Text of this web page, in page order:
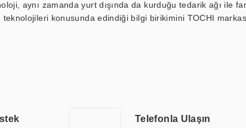
aynı zamanda yurt dışında da kurduğu tedarik ağı ile
konusunda edindiği bilgi birikimini TOCHI
ve sertifikalara sahip olup, etik değerlere bağlı bir şekilde
öne çıkmasına ve sürekli gelişimine katkı
Telefonla Ulaşın